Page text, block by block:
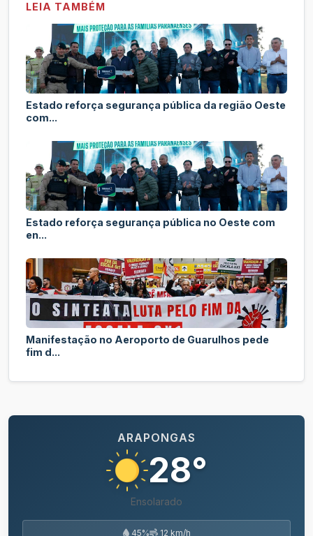
LEIA TAMBÉM
Estado reforça segurança pública da região Oeste
com...
Estado reforça segurança pública no Oeste com
en...
Manifestação no Aeroporto de Guarulhos pede
fim d...
ARAPONGAS
28°
Ensolarado
45% 12 km/h